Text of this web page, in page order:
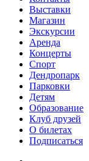
Выставки
Магазин
Экскурсии
Аренда
Концерты
Спорт
Дендропарк
Парковки
Детям
Образование
Клуб друзей
О билетах
Подписаться